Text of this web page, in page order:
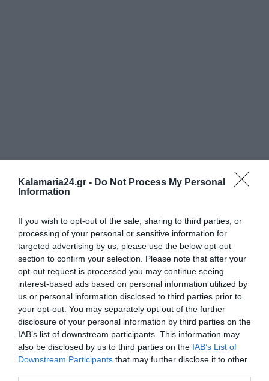
Kalamaria24.gr - Do Not Process My Personal
Information
If you wish to opt-out of the sale, sharing to third parties, or
processing of your personal or sensitive information for
targeted advertising by us, please use the below opt-out
section to confirm your selection. Please note that after your
opt-out request is processed you may continue seeing
interest-based ads based on personal information utilized by
us or personal information disclosed to third parties prior to
your opt-out. You may separately opt-out of the further
disclosure of your personal information by third parties on the
IAB’s list of downstream participants. This information may
also be disclosed by us to third parties on the IAB’s List of
Downstream Participants that may further disclose it to other